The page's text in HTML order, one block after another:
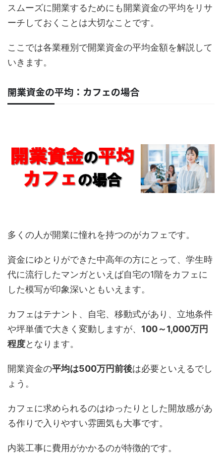
スムーズに開業するためにも開業資金の平均をリサ
ーチしておくことは大切なことです。
ここでは各業種別で開業資金の平均金額を解説して
いきます。
開業資金の平均：カフェの場合
多くの人が開業に憧れを持つのがカフェです。
資金にゆとりができた中高年の方にとって、学生時
代に流行したマンガといえば自宅の1階をカフェに
した模写が印象深いともいえます。
カフェはテナント、自宅、移動式があり、立地条件
や坪単価で大きく変動しますが、 100～1,000万円
程度となります。
開業資金の平均は500万円前後は必要といえるでし
ょう。
カフェに求められるのはゆったりとした開放感があ
る作りで入りやすい雰囲気も大事です。
内装工事に費用がかかるのが特徴的です。